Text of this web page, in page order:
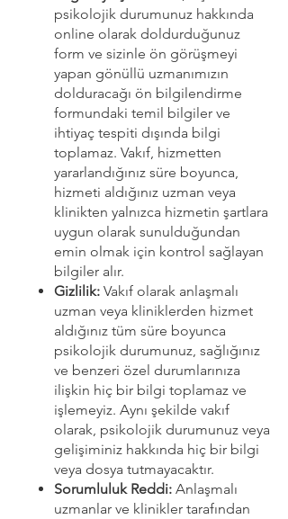
psikolojik durumunuz hakkında
online olarak doldurduğunuz
form ve sizinle ön görüşmeyi
yapan gönüllü uzmanımızın
dolduracağı ön bilgilendirme
formundaki temil bilgiler ve
ihtiyaç tespiti dışında bilgi
toplamaz. Vakıf, hizmetten
yararlandığınız süre boyunca,
hizmeti aldığınız uzman veya
klinikten yalnızca hizmetin şartlara
uygun olarak sunulduğundan
emin olmak için kontrol sağlayan
bilgiler alır.
Gizlilik: Vakıf olarak anlaşmalı
uzman veya kliniklerden hizmet
aldığınız tüm süre boyunca
psikolojik durumunuz, sağlığınız
ve benzeri özel durumlarınıza
ilişkin hiç bir bilgi toplamaz ve
işlemeyiz. Aynı şekilde vakıf
olarak, psikolojik durumunuz veya
gelişiminiz hakkında hiç bir bilgi
veya dosya tutmayacaktır.
Sorumluluk Reddi: Anlaşmalı
uzmanlar ve klinikler tarafından